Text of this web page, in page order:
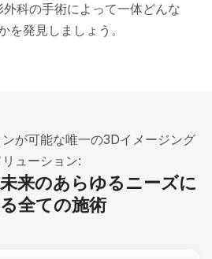
科の手術によって一体どんな
を発見しましょう。
が可能な唯一の3Dイメージング
リューション:
来のあらゆるニーズに
全ての施術